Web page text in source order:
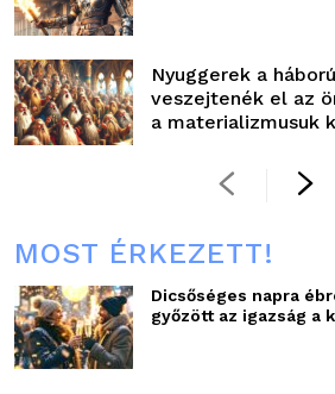
Nyuggerek a
veszejtenék el az
a materializmusuk
MOST ÉRKEZETT!
Dicsőséges napra
győzött az igazság a